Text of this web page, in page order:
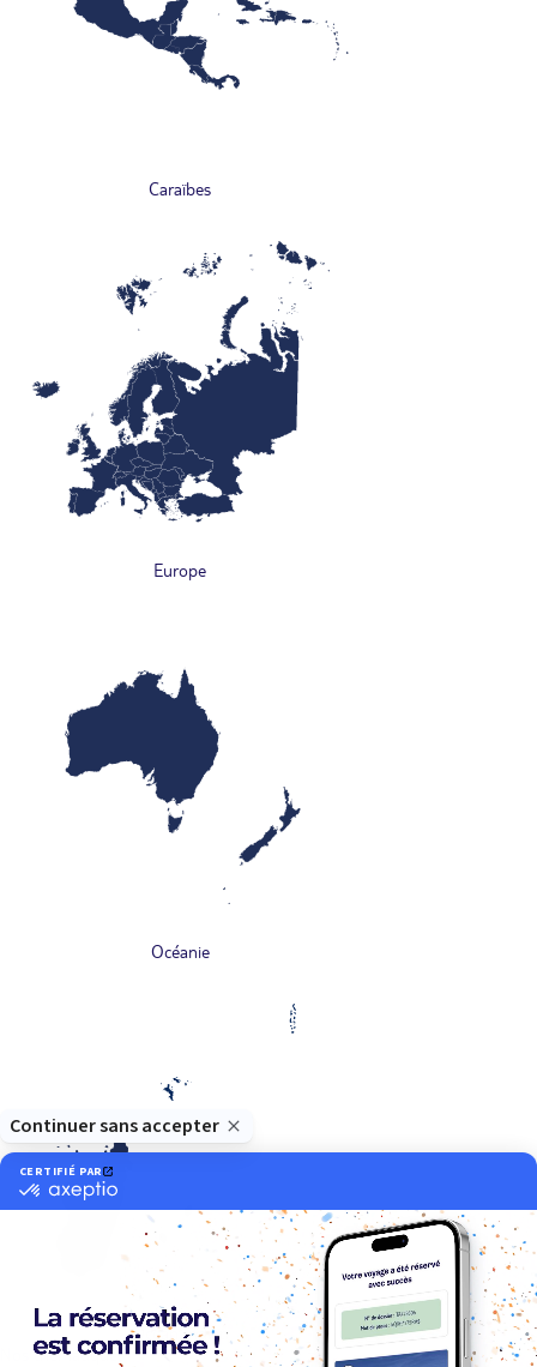
Caraïbes
Europe
Océanie
Océan Indien
Nos thématiques